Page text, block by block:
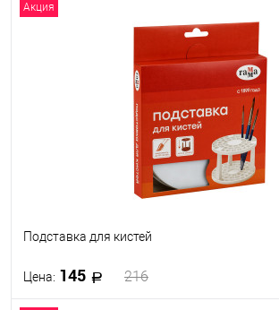
Акция
Подставка для кистей
Цена: 145 216